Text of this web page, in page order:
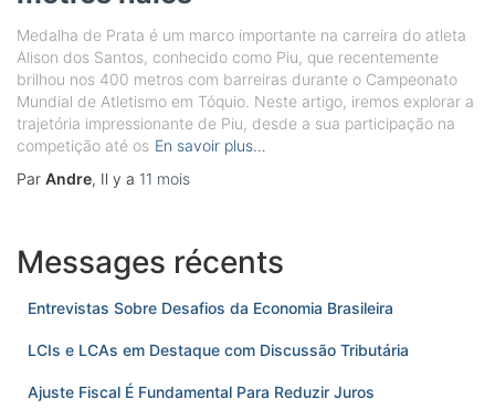
Medalha de Prata é um marco importante na carreira do atleta
Alison dos Santos, conhecido como Piu, que recentemente
brilhou nos 400 metros com barreiras durante o Campeonato
Mundial de Atletismo em Tóquio. Neste artigo, iremos explorar a
trajetória impressionante de Piu, desde a sua participação na
competição até os En savoir plus…
Par Andre, Il y a 11 mois
Messages récents
Entrevistas Sobre Desafios da Economia Brasileira
LCIs e LCAs em Destaque com Discussão Tributária
Ajuste Fiscal É Fundamental Para Reduzir Juros